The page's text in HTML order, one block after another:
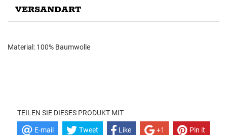
VERSANDART
Material: 100% Baumwolle
TEILEN SIE DIESES PRODUKT MIT
E-mail Tweet Like +1 Pin it